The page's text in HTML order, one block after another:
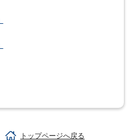
トップページへ戻る